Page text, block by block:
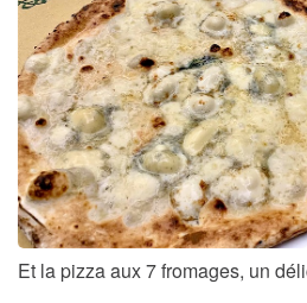
Et la pizza aux 7 fromages, un